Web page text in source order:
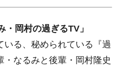
岡村の過ぎるTV」
いる、秘められている『過
・なるみと後輩・岡村隆史